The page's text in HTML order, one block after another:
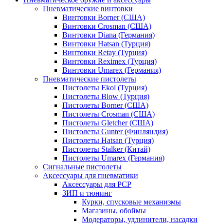
Пневматические винтовки
Винтовки Borner (США)
Винтовки Crosman (США)
Винтовки Diana (Германия)
Винтовки Hatsan (Турция)
Винтовки Retay (Турция)
Винтовки Reximex (Турция)
Винтовки Umarex (Германия)
Пневматические пистолеты
Пистолеты Ekol (Турция)
Пистолеты Blow (Турция)
Пистолеты Borner (США)
Пистолеты Crosman (США)
Пистолеты Gletcher (США)
Пистолеты Gunter (Финляндия)
Пистолеты Hatsan (Турция)
Пистолеты Stalker (Китай)
Пистолеты Umarex (Германия)
Сигнальные пистолеты
Аксессуары для пневматики
Аксессуары для PCP
ЗИП и тюнинг
Курки, спусковые механизмы
Магазины, обоймы
Модераторы, удлинители, насадки